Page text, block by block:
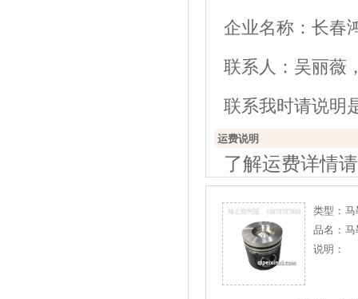
企业名称：长春
联系人：吴丽薇
联系我时请说明
运费说明
了解运费详情
类型：
品名： 马
说明：